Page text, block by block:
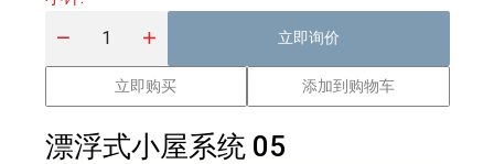
立即询价
立即购买 添加到购物车
漂浮式小屋系统 05